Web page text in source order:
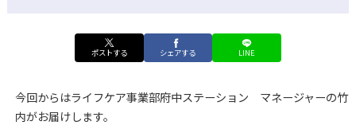
ポストする シェアする LINE
今回からはライフケア事業部府中ステーション マネージャーの竹
内がお届けします。